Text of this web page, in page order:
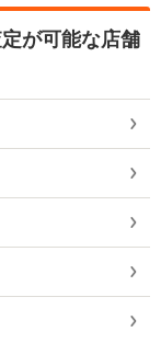
が可能な店舗